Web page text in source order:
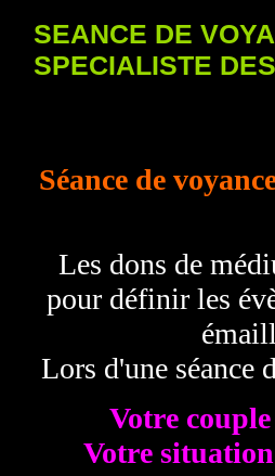
SEANCE DE
SPECIALISTE
Séance de
Les dons de
pour définir les
Lors d'une séance
Votre
Votre